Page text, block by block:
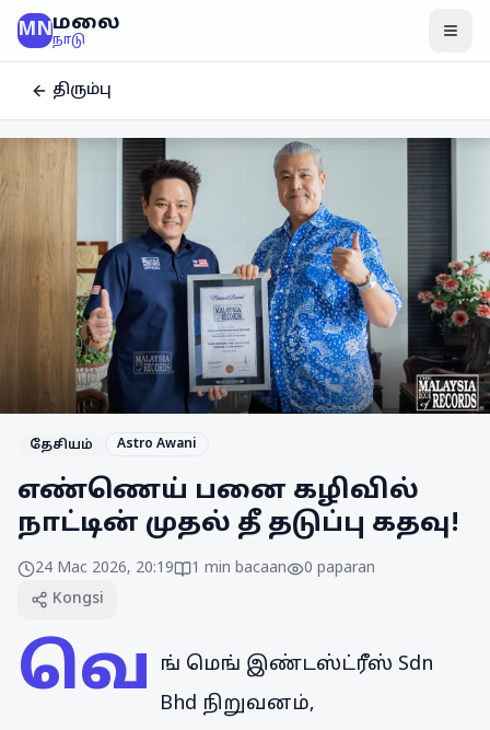
MNமலை
நாடு
திரும்பு
தேசியம் Astro Awani
எண்ணெய் பனை கழிவில்
நாட்டின் முதல் தீ தடுப்பு கதவு!
24 Mac 2026, 20:19 1 min bacaan 0 paparan
Kongsi
வெ
ங் மெங் இண்டஸ்ட்ரீஸ் Sdn
Bhd நிறுவனம்,